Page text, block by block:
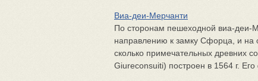
Виа-деи-Мерчанти
По сторонам пешеходной виа-деи-
направлению к замку Сфорца, и
сколько примечательных древних
Giureconsuiti) построен в 1564 г. Его